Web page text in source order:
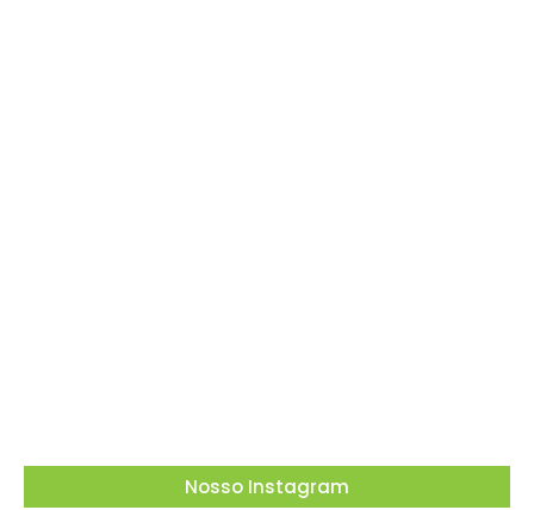
Nosso Instagram